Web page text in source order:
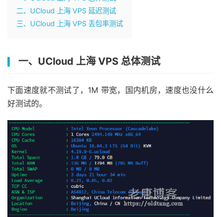
二、UCloud 上海 VPS 延迟测试
三、UCloud 上海 VPS 丢包率测试
一、UCloud 上海 VPS 总体测试
下面速度就不测试了，1M 带宽，国内机房，速度也没什么
好测试的。